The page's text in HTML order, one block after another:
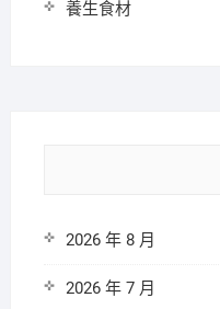
養生食材
2026 年 8 月
2026 年 7 月